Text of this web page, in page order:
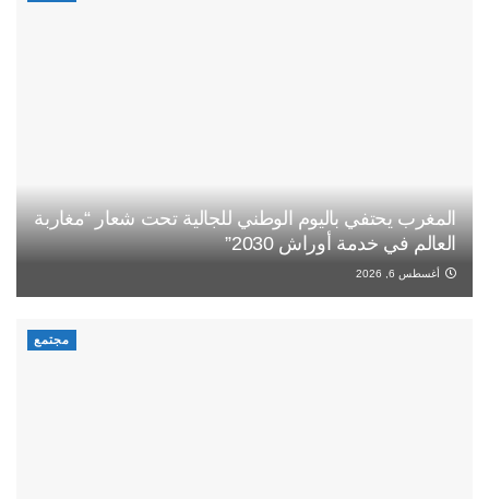
المغرب يحتفي باليوم الوطني للجالية تحت شعار “مغاربة
العالم في خدمة أوراش 2030”
أغسطس 6, 2026
مجتمع